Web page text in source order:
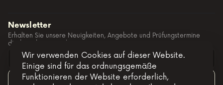
Newsletter
Erhalten Sie unsere Neuigkeiten, Angebote und Prüfungstermine
direkt in Ihre E-Mail.
Abonnieren
Wir verwenden Cookies auf dieser Website.
Einige sind für das ordnungsgemäße
Funktionieren der Website erforderlich,